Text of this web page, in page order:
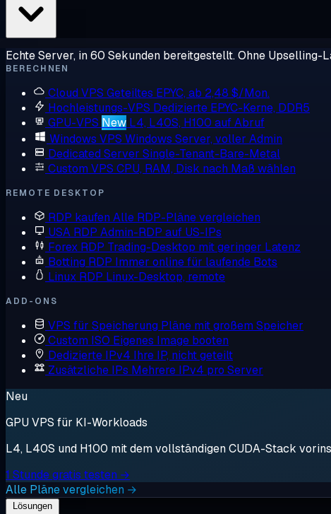
Echte Server, in 60 Sekunden bereitgestellt. Ohne Upselling-
BERECHNEN
Cloud VPS Geteiltes EPYC, ab 2,48 $/Mon.
Hochleistungs-VPS Dedizierte EPYC-Kerne, DDR5
GPU-VPS New L4, L40S, H100 auf Abruf
Windows VPS Windows Server, voller Admin
Dedicated Server Single-Tenant-Bare-Metal
Custom VPS CPU, RAM, Disk nach Maß wählen
REMOTE DESKTOP
RDP kaufen Alle RDP-Pläne vergleichen
USA RDP Admin-RDP auf US-IPs
Forex RDP Trading-Desktop mit geringer Latenz
Botting RDP Immer online für laufende Bots
Linux RDP Linux-Desktop, remote
ADD-ONS
VPS für Speicherung Pläne mit großem Speicher
Custom ISO Eigenes Image booten
Dedizierte IPv4 Ihre IP, nicht geteilt
Zusätzliche IPs Mehrere IPv4 pro Server
Neu
GPU VPS für KI-Workloads
L4, L40S und H100 mit dem vollständigen CUDA-Stack
1 Stunde gratis testen →
Alle Pläne vergleichen →